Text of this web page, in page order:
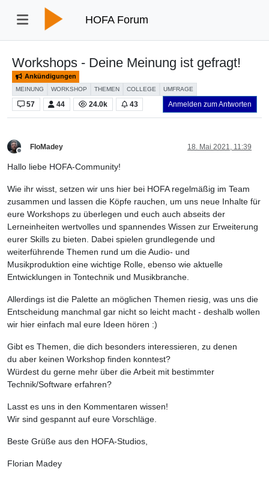
HOFA Forum
Workshops - Deine Meinung ist gefragt!
Ankündigungen
MEINUNG WORKSHOP THEMEN COLLEGE UMFRAGE
57 44 24.0k 43 Anmelden zum Antworten
FloMadey 18. Mai 2021, 11:39
Hallo liebe HOFA-Community!
Wie ihr wisst, setzen wir uns hier bei HOFA regelmäßig im Team
zusammen und lassen die Köpfe rauchen, um uns neue Inhalte für
eure Workshops zu überlegen und euch auch abseits der
Lerneinheiten wertvolles und spannendes Wissen zur Erweiterung
eurer Skills zu bieten. Dabei spielen grundlegende und
weiterführende Themen rund um die Audio- und
Musikproduktion eine wichtige Rolle, ebenso wie aktuelle
Entwicklungen in Tontechnik und Musikbranche.
Allerdings ist die Palette an möglichen Themen riesig, was uns die
Entscheidung manchmal gar nicht so leicht macht - deshalb wollen
wir hier einfach mal eure Ideen hören :)
Gibt es Themen, die dich besonders interessieren, zu denen
du aber keinen Workshop finden konntest?
Würdest du gerne mehr über die Arbeit mit bestimmter
Technik/Software erfahren?
Lasst es uns in den Kommentaren wissen!
Wir sind gespannt auf eure Vorschläge.
Beste Grüße aus den HOFA-Studios,
Florian Madey